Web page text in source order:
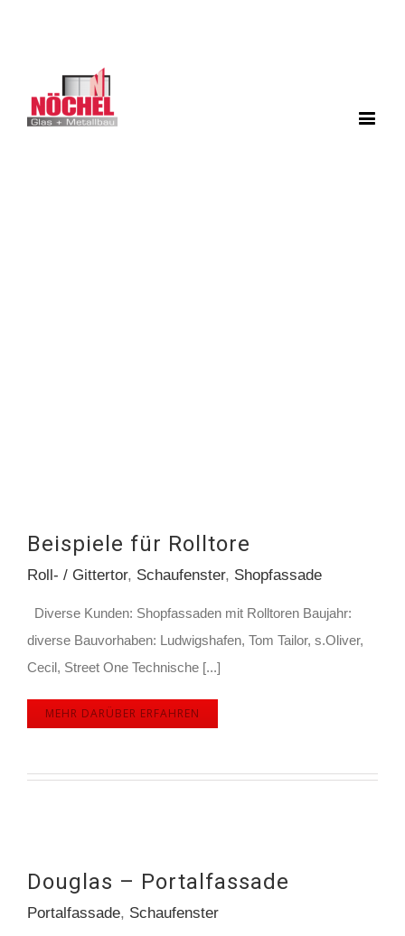
Beispiele für Rolltore
Roll- / Gittertor, Schaufenster, Shopfassade
Diverse Kunden: Shopfassaden mit Rolltoren Baujahr:
diverse Bauvorhaben: Ludwigshafen, Tom Tailor, s.Oliver,
Cecil, Street One Technische [...]
MEHR DARÜBER ERFAHREN
Douglas – Portalfassade
Portalfassade, Schaufenster